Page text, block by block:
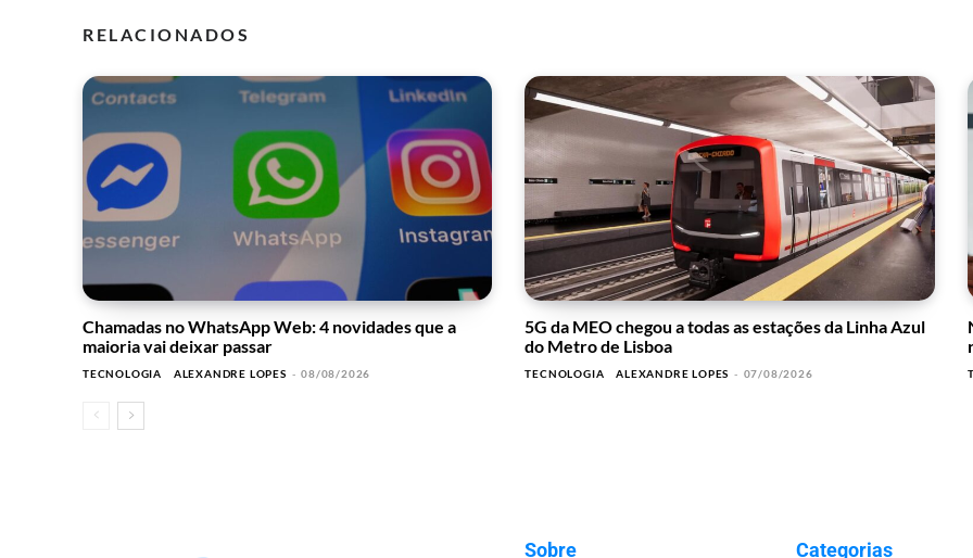
RELACIONADOS
Chamadas no WhatsApp Web: 4 novidades que a
maioria vai deixar passar
TECNOLOGIA ALEXANDRE LOPES - 08/08/2026
5G da MEO chegou a todas as estações da Linha Azul
do Metro de Lisboa
TECNOLOGIA ALEXANDRE LOPES - 07/08/2026
Sobre Categorias